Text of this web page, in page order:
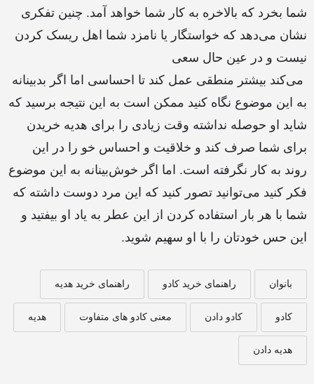
شما بخرد که بالاخره به کار شما خواهد آمد. چنین تفکری
نشان می‌دهد که خواستگار یا نامزد شما اهل ریسک کردن
نیست و در عین حال سعی
می‌کند بیشتر منطقی عمل کند تا احساسی اما اگر بدبینانه
به این موضوع نگاه کنید ممکن است به این نتیجه برسید که
شاید او حوصله نداشته وقت زیادی را برای هدیه خریدن
برای شما صرف کند و خلاقیت و احساس خو را در این
روند به کار نگرفته است. اما اگر خوش‌بینانه به این موضوع
فکر کنید می‌توانید تصور کنید که این مرد دوست داشته که
شما با هر بار استفاده کردن از این عطر به یاد او بیفتید و
این حس خودتان را با او سهیم شوید.
بانوان راهنمای خرید کادو راهنمای خرید هدیه
کادو کادو دادن معنی کادو های متفاوت هدیه
هدیه دادن